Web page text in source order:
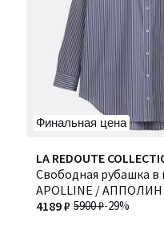
Финальная цена
LA REDOUTE
Свободная рубашка в
APOLLINE / АППОЛИН
5900 ₽-29%
4189 ₽
4,5
/ 5